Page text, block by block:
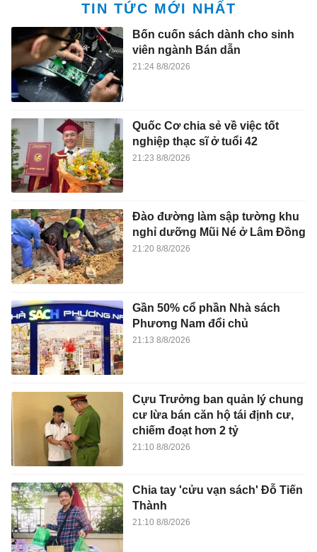
TIN TỨC MỚI NHẤT
Bốn cuốn sách dành cho sinh
viên ngành Bán dẫn
21:24 8/8/2026
Quốc Cơ chia sẻ về việc tốt
nghiệp thạc sĩ ở tuổi 42
21:23 8/8/2026
Đào đường làm sập tường khu
nghỉ dưỡng Mũi Né ở Lâm Đồng
21:20 8/8/2026
Gần 50% cổ phần Nhà sách
Phương Nam đổi chủ
21:13 8/8/2026
Cựu Trưởng ban quản lý chung
cư lừa bán căn hộ tái định cư,
chiếm đoạt hơn 2 tỷ
21:10 8/8/2026
Chia tay 'cửu vạn sách' Đỗ Tiến
Thành
21:10 8/8/2026